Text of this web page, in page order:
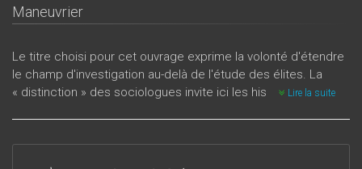
Maneuvrier
Le titre choisi pour cet ouvrage exprime la volonté d'étendre
le champ d'investigation au-delà de l'étude des élites. La
« distinction » des sociologues invite ici les historiens des
qui ne se résume ni à décrire les élites ni à tenter de
caractériser les signes de domination. Les éléments
Lire la suite